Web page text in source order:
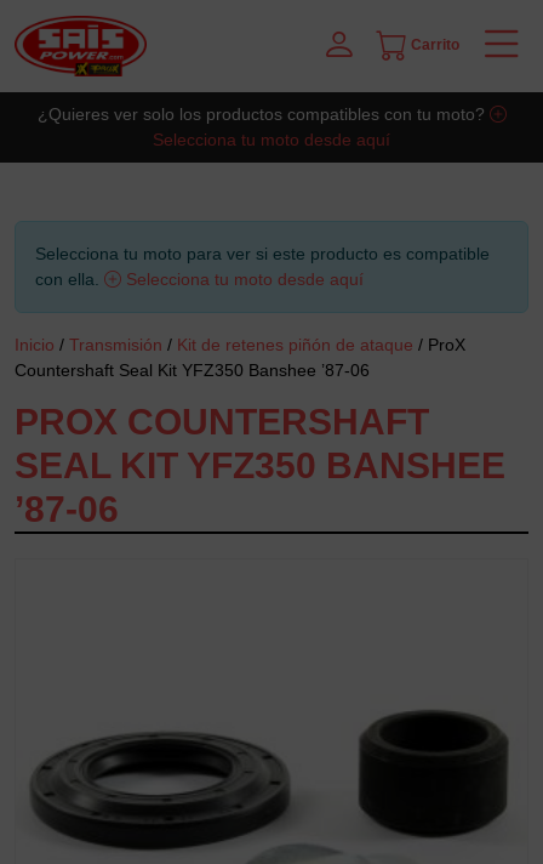
Carrito
¿Quieres ver solo los productos compatibles con tu moto?
Selecciona tu moto desde aquí
Selecciona tu moto para ver si este producto es compatible
con ella.
Selecciona tu moto desde aquí
Inicio / Transmisión / Kit de retenes piñón de ataque / ProX
Countershaft Seal Kit YFZ350 Banshee ’87-06
PROX COUNTERSHAFT
SEAL KIT YFZ350 BANSHEE
’87-06